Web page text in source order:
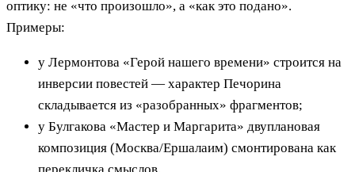
оптику: не «что произошло», а «как это подано».
Примеры:
у Лермонтова «Герой нашего времени» строится на
инверсии повестей — характер Печорина
складывается из «разобранных» фрагментов;
у Булгакова «Мастер и Маргарита» двуплановая
композиция (Москва/Ершалаим) смонтирована как